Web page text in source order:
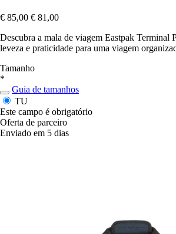
€ 85,00 € 81,00
Descubra a mala de viagem Eastpak Terminal
leveza e praticidade para uma viagem
Tamanho
*
Guia de tamanhos
TU
Este campo é obrigatório
Oferta de parceiro
Enviado em 5 dias